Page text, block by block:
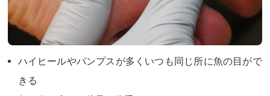
ハイヒールやパンプスが多くいつも同じ所に魚の目がで
きる